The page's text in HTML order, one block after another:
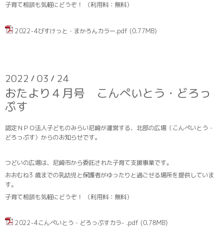
子育て相談も気軽にどうぞ！ （利用料：無料）
2022-4びすけっと・まかろんカラー.pdf (0.77MB)
2022 / 03 / 24
おたより４月号 こんぺいとう・どろっ
ぷす
認定ＮＰＯ法人子どものみらい尼崎が運営する、北部の広場（こんぺいとう・
どろっぷす）からのお知らせです。
つどいの広場は、尼崎市から委託された子育て支援事業です。
おおむね3 歳までの乳幼児と保護者がゆったりと過ごせる場所を提供していま
す。
子育て相談も気軽にどうぞ！ （利用料：無料）
2022-4こんぺいとう・どろっぷすカラ- .pdf (0.78MB)